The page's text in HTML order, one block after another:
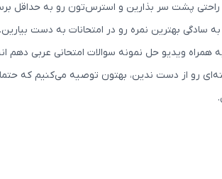
پشت سر بذارین و استرس‌تون رو به حداقل
سادگی بهترین نمره رو در امتحانات به دست
همراه ویدیو حل نمونه سوالات امتحانی عربی دهم
رو از دست ندین، بهتون توصیه می‌کنیم که